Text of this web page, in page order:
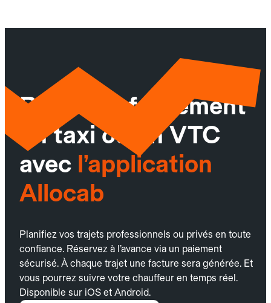
Réservez facilement
un taxi ou un VTC
avec l’application
Allocab
Planifiez vos trajets professionnels ou privés en toute
confiance. Réservez à l’avance via un paiement
sécurisé. À chaque trajet une facture sera générée. Et
vous pourrez suivre votre chauffeur en temps réel.
Disponible sur iOS et Android.